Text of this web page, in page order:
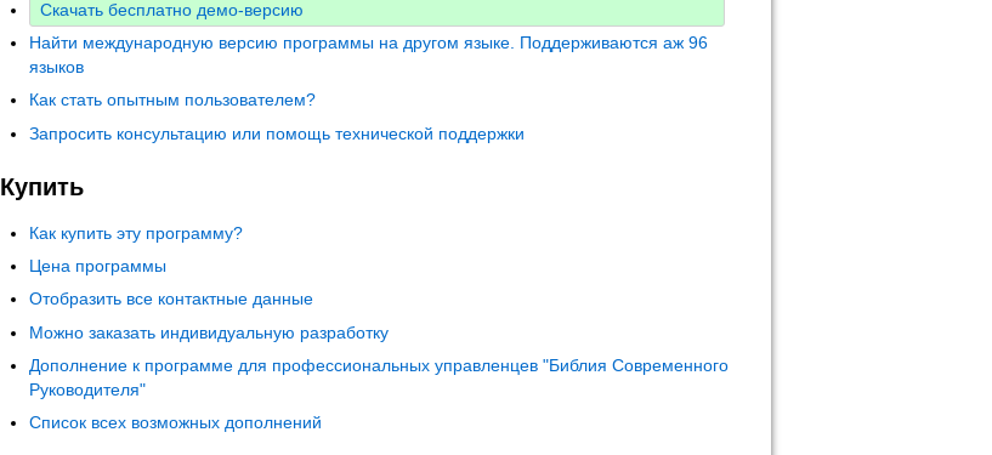
Скачать бесплатно демо-версию
Найти международную версию программы на другом языке. Поддерживаются аж 96
языков
Как стать опытным пользователем?
Запросить консультацию или помощь технической поддержки
Купить
Как купить эту программу?
Цена программы
Отобразить все контактные данные
Можно заказать индивидуальную разработку
Дополнение к программе для профессиональных управленцев "Библия Современного
Руководителя"
Список всех возможных дополнений